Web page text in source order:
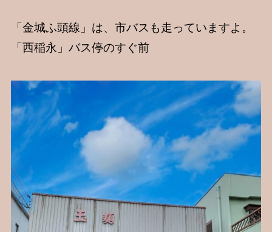
「金城ふ頭線」は、市バスも走っていますよ。
「西稲永」バス停のすぐ前